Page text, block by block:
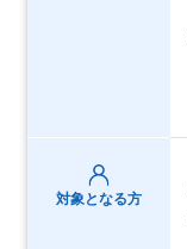
対象となる方